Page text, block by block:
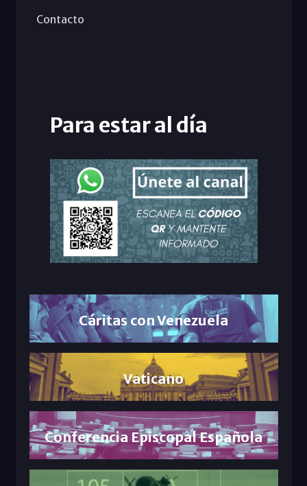
Contacto
Para estar al día
Cáritas con Venezuela
Vaticano
Conferencia Episcopal Española